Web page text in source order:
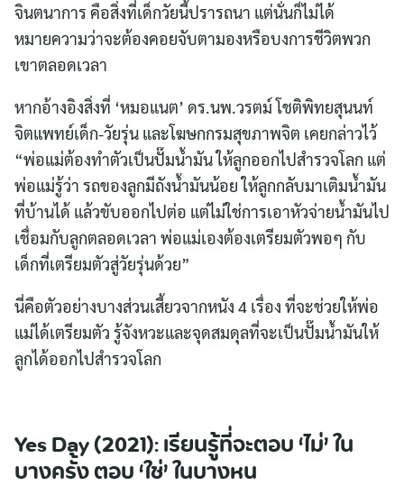
จินตนาการ คือสิ่งที่เด็กวัยนี้ปรารถนา แต่นั่นก็ไม่ได้
หมายความว่าจะต้องคอยจับตามองหรือบงการชีวิตพวก
เขาตลอดเวลา
หากอ้างอิงสิ่งที่ ‘หมอแนต’ ดร.นพ.วรตม์ โชติพิทยสุนนท์
จิตแพทย์เด็ก-วัยรุ่น และโฆษกกรมสุขภาพจิต เคยกล่าวไว้
“พ่อแม่ต้องทำตัวเป็นปั๊มน้ำมัน ให้ลูกออกไปสำรวจโลก แต่
พ่อแม่รู้ว่า รถของลูกมีถังน้ำมันน้อย ให้ลูกกลับมาเติมน้ำมัน
ที่บ้านได้ แล้วขับออกไปต่อ แต่ไม่ใช่การเอาหัวจ่ายน้ำมันไป
เชื่อมกับลูกตลอดเวลา พ่อแม่เองต้องเตรียมตัวพอๆ กับ
เด็กที่เตรียมตัวสู่วัยรุ่นด้วย”
นี่คือตัวอย่างบางส่วนเสี้ยวจากหนัง 4 เรื่อง ที่จะช่วยให้พ่อ
แม่ได้เตรียมตัว รู้จังหวะและจุดสมดุลที่จะเป็นปั๊มน้ำมันให้
ลูกได้ออกไปสำรวจโลก
Yes Day (2021): เรียนรู้ที่จะตอบ ‘ไม่’ ใน
บางครั้ง ตอบ ‘ใช่’ ในบางหน